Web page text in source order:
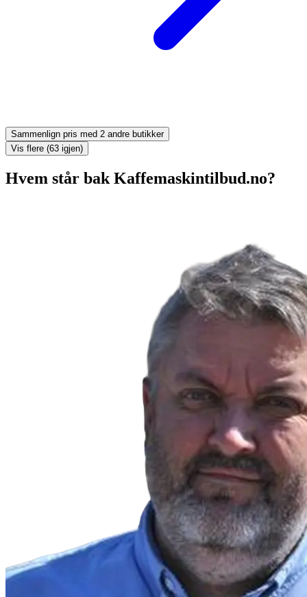
Sammenlign pris med 2 andre butikker
Vis flere (63 igjen)
Hvem står bak Kaffemaskintilbud.no?